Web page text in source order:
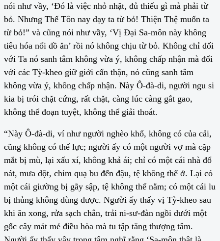
nói như vầy, ‘Đó là việc nhỏ nhặt, đủ thiếu gì mà phải từ
bỏ. Nhưng Thế Tôn nay dạy ta từ bỏ! Thiện Thệ muốn ta
từ bỏ!” và cũng nói như vầy, ‘Vị Đại Sa-môn này không
tiêu hóa nổi đồ ăn’ rồi nó không chịu từ bỏ. Không chỉ đối
với Ta nó sanh tâm không vừa ý, không chấp nhận mà đối
với các Tỳ-kheo giữ giới cẩn thận, nó cũng sanh tâm
không vừa ý, không chấp nhận. Này Ô-đà-di, người ngu si
kia bị trói chặt cứng, rất chặt, càng lúc càng gắt gao,
không thể đoạn tuyệt, không thể giải thoát.
“Này Ô-đà-di, ví như người nghèo khổ, không có của cải,
cũng không có thế lực; người ấy có một người vợ mà cặp
mắt bị mù, lại xấu xí, không khả ái; chỉ có một cái nhà đổ
nát, mưa dột, chim quạ bu đến đậu, tệ không thể ở. Lại có
một cái giường bị gãy sập, tệ không thể nằm; có một cái lu
bị thủng không dùng được. Người ấy thấy vị Tỳ-kheo sau
khi ăn xong, rửa sạch chân, trải ni-sư-đàn ngồi dưới một
gốc cây mát mẻ điều hòa mà tu tập tăng thượng tâm.